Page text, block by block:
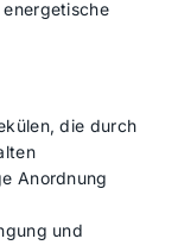
die durch
Anordnung
und